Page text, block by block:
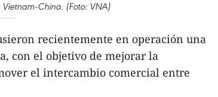
China. (Foto: VNA)
recientemente en operación una
con el objetivo de mejorar la
el intercambio comercial entre